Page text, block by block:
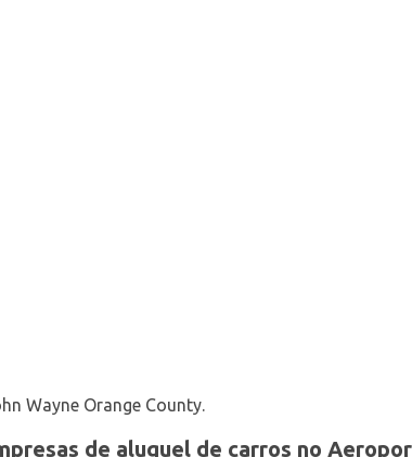
Wayne Orange County.
de aluguel de carros no